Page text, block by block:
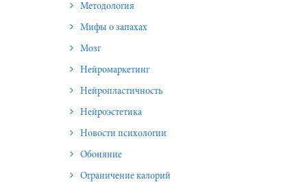
Методология
Мифы о запахах
Мозг
Нейромаркетинг
Нейропластичность
Нейроэстетика
Новости психологии
Обоняние
Ограничение калорий